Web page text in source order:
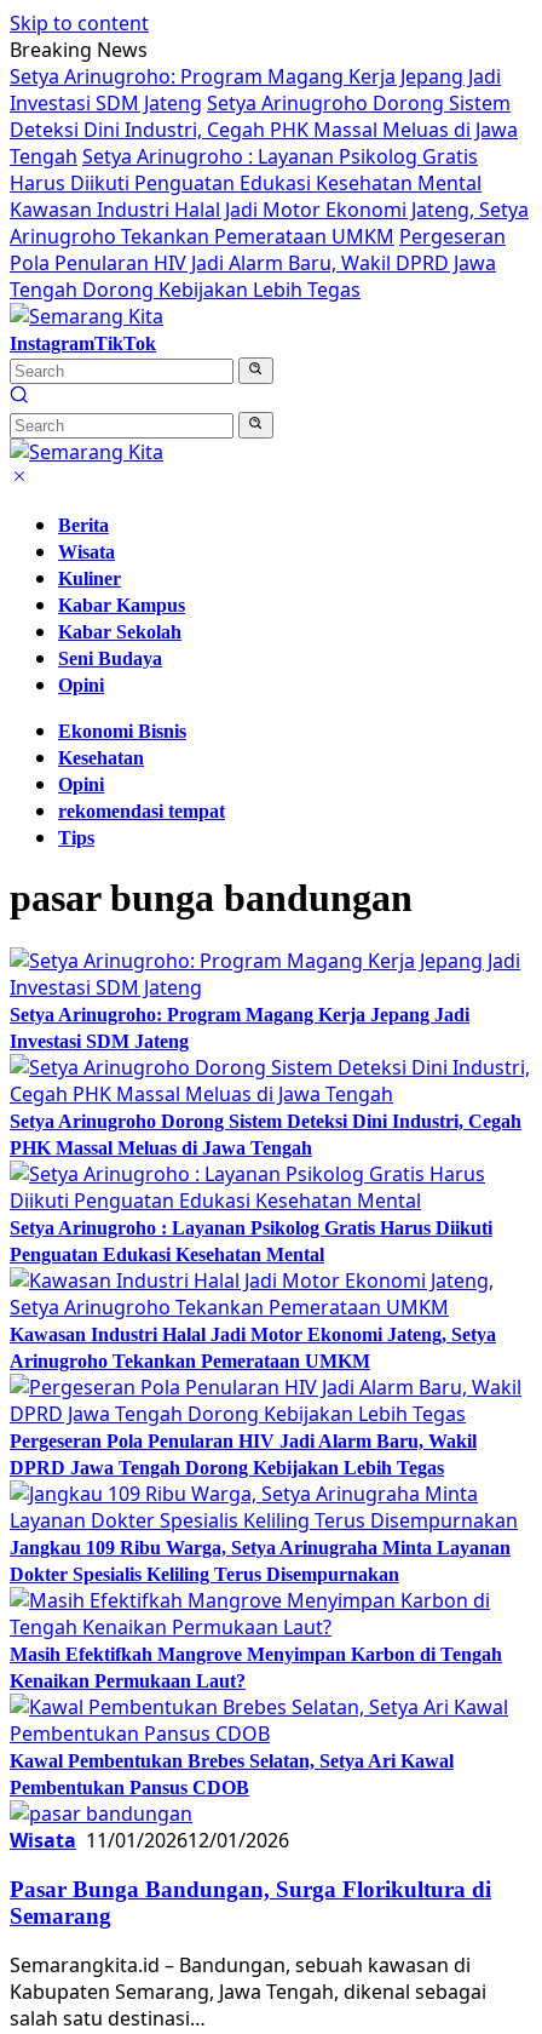
Skip to content
Breaking News
Setya Arinugroho: Program Magang Kerja Jepang Jadi
Investasi SDM Jateng Setya Arinugroho Dorong Sistem
Deteksi Dini Industri, Cegah PHK Massal Meluas di Jawa
Tengah Setya Arinugroho : Layanan Psikolog Gratis
Harus Diikuti Penguatan Edukasi Kesehatan Mental
Kawasan Industri Halal Jadi Motor Ekonomi Jateng, Setya
Arinugroho Tekankan Pemerataan UMKM Pergeseran
Pola Penularan HIV Jadi Alarm Baru, Wakil DPRD Jawa
Tengah Dorong Kebijakan Lebih Tegas
InstagramTikTok
Berita
Wisata
Kuliner
Kabar Kampus
Kabar Sekolah
Seni Budaya
Opini
Ekonomi Bisnis
Kesehatan
Opini
rekomendasi tempat
Tips
pasar bunga bandungan
Setya Arinugroho: Program Magang Kerja Jepang Jadi
Investasi SDM Jateng
Setya Arinugroho Dorong Sistem Deteksi Dini Industri, Cegah
PHK Massal Meluas di Jawa Tengah
Setya Arinugroho : Layanan Psikolog Gratis Harus Diikuti
Penguatan Edukasi Kesehatan Mental
Kawasan Industri Halal Jadi Motor Ekonomi Jateng, Setya
Arinugroho Tekankan Pemerataan UMKM
Pergeseran Pola Penularan HIV Jadi Alarm Baru, Wakil
DPRD Jawa Tengah Dorong Kebijakan Lebih Tegas
Jangkau 109 Ribu Warga, Setya Arinugraha Minta Layanan
Dokter Spesialis Keliling Terus Disempurnakan
Masih Efektifkah Mangrove Menyimpan Karbon di Tengah
Kenaikan Permukaan Laut?
Kawal Pembentukan Brebes Selatan, Setya Ari Kawal
Pembentukan Pansus CDOB
Wisata 11/01/202612/01/2026
Pasar Bunga Bandungan, Surga Florikultura di
Semarang
Semarangkita.id – Bandungan, sebuah kawasan di
Kabupaten Semarang, Jawa Tengah, dikenal sebagai
salah satu destinasi…